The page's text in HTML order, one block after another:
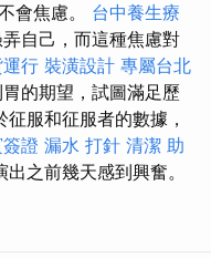
會焦慮。 台中養生療
自己，而這種焦慮對
行 裝潢設計 專屬台北
的期望，試圖滿足歷
征服和征服者的數據，
證 漏水 打針 清潔 助
之前幾天感到興奮。